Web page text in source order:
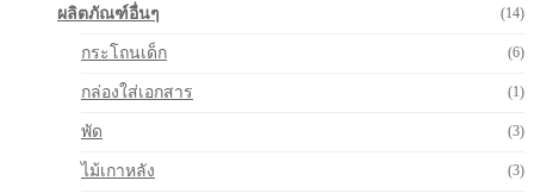
ผลิตภัณฑ์อื่นๆ (14)
กระโถนเด็ก (6)
กล่องใส่เอกสาร (1)
พัด (3)
ไม้เกาหลัง (3)